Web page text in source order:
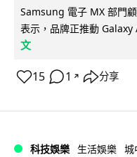
Samsung 電子 MX 部門
表示，品牌正推動
文
15 1 ↗ 分享
科技娛樂 生活娛樂 城